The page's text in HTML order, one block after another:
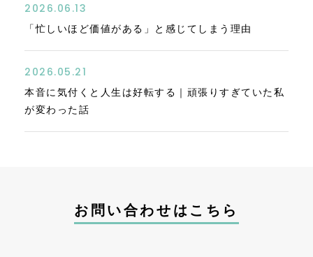
2026.06.13
「忙しいほど価値がある」と感じてしまう理由
2026.05.21
本音に気付くと人生は好転する｜頑張りすぎていた私
が変わった話
お問い合わせはこちら